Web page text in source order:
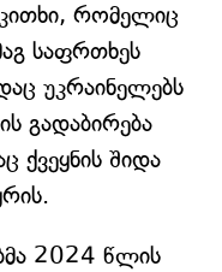
რომელიც
საფრთხეს
უკრაინელებს
გადაბირება
ქვეყნის შიდა
2024 წლის